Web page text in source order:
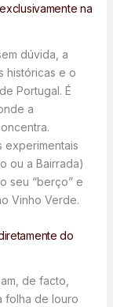
na
dúvida, a
históricas e o
Portugal. É
a
experimentais
ou a Bairrada)
seu “berço” e
Vinho Verde.
do
de facto,
folha de louro